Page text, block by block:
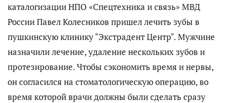
каталогизации НПО «Спецтехника и связь» МВД
России Павел Колесников пришел лечить зубы в
пушкинскую клинику "Экстрадент Центр". Мужчине
назначили лечение, удаление нескольких зубов и
протезирование. Чтобы сэкономить время и нервы,
он согласился на стоматологическую операцию, во
время которой врачи должны были сделать сразу